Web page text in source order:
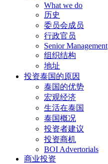
What we do
历史
委员会成员
行政官员
Senior Management
组织结构
地址
投资泰国的原因
泰国的优势
宏观经济
生活在泰国
泰国概况
投资者建议
投资商机
BOI Advertorials
商业投资